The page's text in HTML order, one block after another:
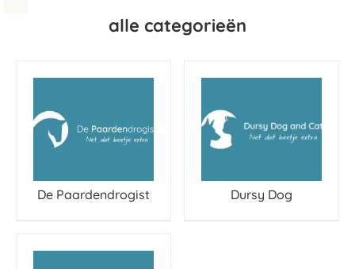
alle categorieën
De Paardendrogist Dursy Dog